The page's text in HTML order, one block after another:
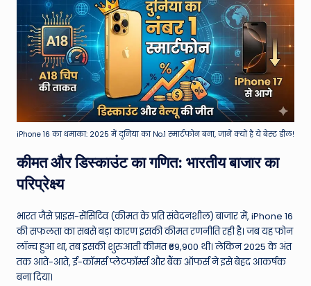
iPhone 16 का धमाका: 2025 में दुनिया का No.1 स्मार्टफोन बना, जानें क्यों है ये बेस्ट डील!
कीमत और डिस्काउंट का गणित: भारतीय बाजार का
परिप्रेक्ष्य
भारत जैसे प्राइस-सेंसिटिव (कीमत के प्रति संवेदनशील) बाजार में, iPhone 16
की सफलता का सबसे बड़ा कारण इसकी कीमत रणनीति रही है। जब यह फोन
लॉन्च हुआ था, तब इसकी शुरुआती कीमत ₹69,900 थी। लेकिन 2025 के अंत
तक आते-आते, ई-कॉमर्स प्लेटफॉर्म्स और बैंक ऑफर्स ने इसे बेहद आकर्षक
बना दिया।